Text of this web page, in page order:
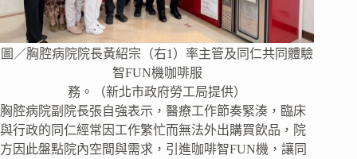
圖／胸腔病院院長黃紹宗（右1）率主管及同仁共同體驗
智FUN機咖啡服
務。（新北市政府勞工局提供）
胸腔病院副院長張自強表示，醫療工作節奏緊湊，臨床
與行政的同仁經常因工作繁忙而無法外出購買飲品，院
方因此盤點院內空間與需求，引進咖啡智FUN機，讓同